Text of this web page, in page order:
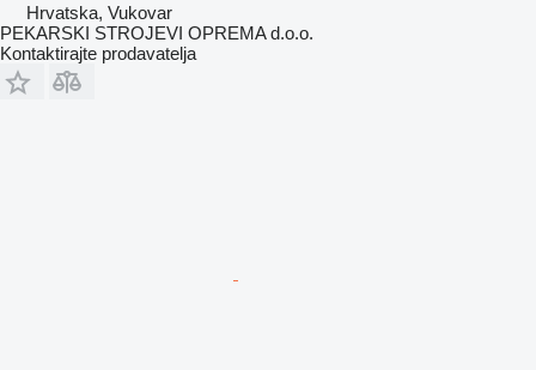
Hrvatska, Vukovar
PEKARSKI STROJEVI OPREMA d.o.o.
Kontaktirajte prodavatelja